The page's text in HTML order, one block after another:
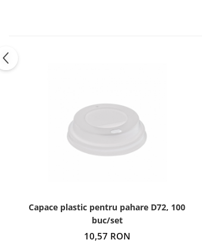
Capace plastic pentru pahare D72, 100
buc/set
10,57 RON